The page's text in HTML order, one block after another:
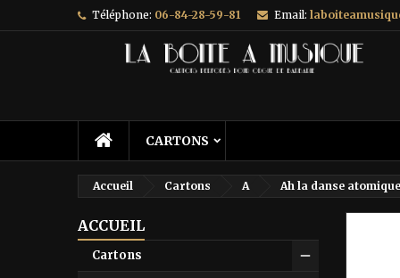
Téléphone: 06-84-28-59-81 Email:
CARTONS
Accueil Cartons A Ah la danse atomique
ACCUEIL
Cartons